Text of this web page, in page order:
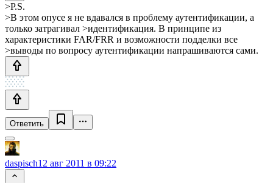
>P.S.
>В этом опусе я не вдавался в проблему аутентификации, а
только затрагивал >идентификация. В принципе из
характеристики FAR/FRR и возможности подделки все
>выводы по вопросу аутентификации напрашиваются сами.
Ответить
daspisch12 авг 2011 в 09:22